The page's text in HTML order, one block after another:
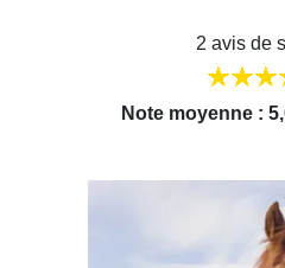
2 avis de
Note moyenne :